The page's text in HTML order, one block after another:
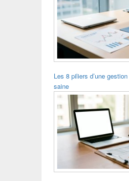
Les 8 piliers d’une
saine